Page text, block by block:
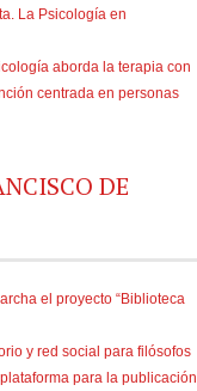
La Psicología en
aborda la terapia con
centrada en personas
DE
el proyecto “Biblioteca
y red social para filósofos
para la publicación